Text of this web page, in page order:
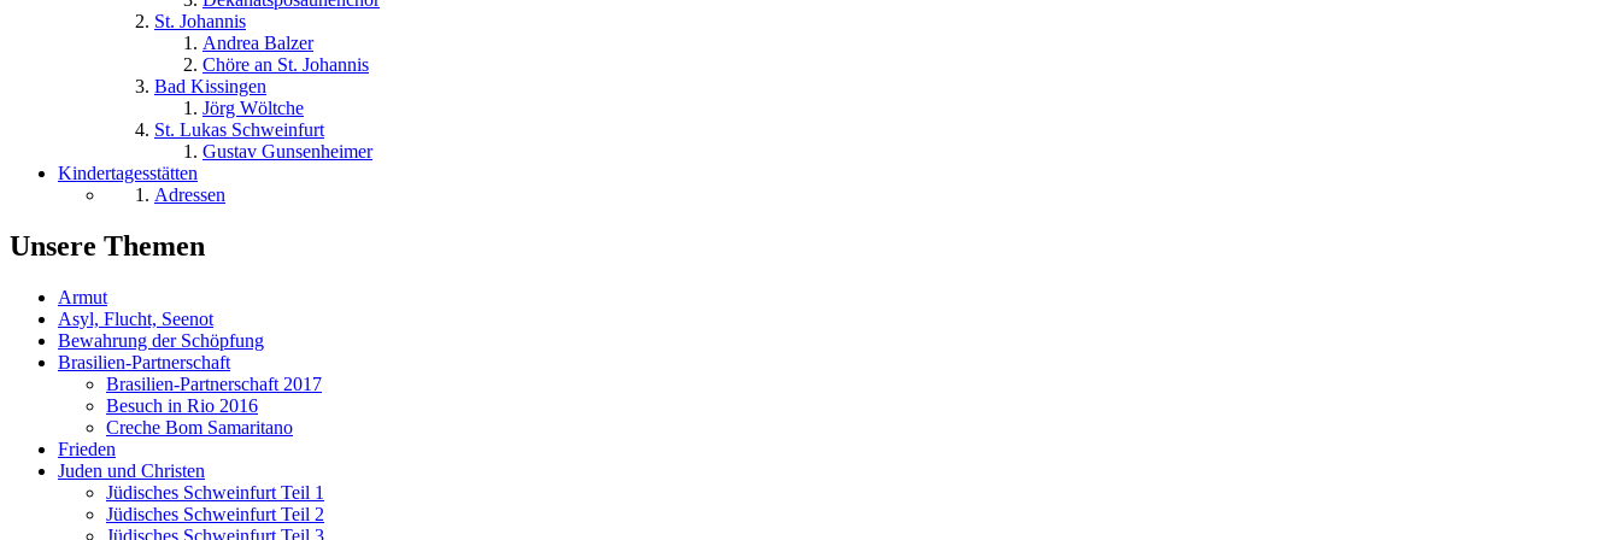
St. Johannis
Andrea Balzer
Chöre an St. Johannis
Bad Kissingen
Jörg Wöltche
St. Lukas Schweinfurt
Gustav Gunsenheimer
Kindertagesstätten
Adressen
Unsere Themen
Armut
Asyl, Flucht, Seenot
Bewahrung der Schöpfung
Brasilien-Partnerschaft
Brasilien-Partnerschaft 2017
Besuch in Rio 2016
Creche Bom Samaritano
Frieden
Juden und Christen
Jüdisches Schweinfurt Teil 1
Jüdisches Schweinfurt Teil 2
Jüdisches Schweinfurt Teil 3